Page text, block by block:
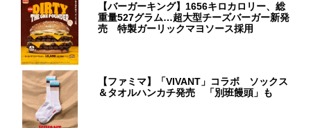
【バーガーキング】1656キロカロリー、総
重量527グラム…超大型チーズバーガー新発
売 特製ガーリックマヨソース採用
【ファミマ】「VIVANT」コラボ ソックス
＆タオルハンカチ発売 「別班饅頭」も